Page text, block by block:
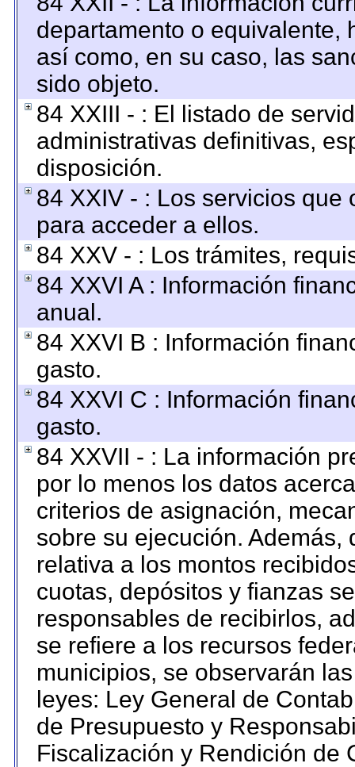
departamento o equivalente,
así como, en su caso, las
sido objeto.
84 XXIII - : El listado de
administrativas definitivas,
disposición.
84 XXIV - : Los servicios
para acceder a ellos.
84 XXV - : Los trámites,
84 XXVI A : Información
anual.
84 XXVI B : Información
gasto.
84 XXVI C : Información
gasto.
84 XXVII - : La información
por lo menos los datos
criterios de asignación,
sobre su ejecución.
relativa a los montos
cuotas, depósitos y fianzas
responsables de recibirlos,
se refiere a los recursos
municipios, se observarán
leyes: Ley General de
de Presupuesto y
Fiscalización y Rendición de